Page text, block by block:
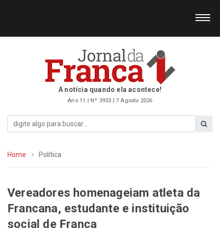
A notícia quando ela acontece!
Ano 11 | Nº 3933 | 7 Agosto 2026
Home Política
Vereadores homenageiam atleta da
Francana, estudante e instituição
social de Franca